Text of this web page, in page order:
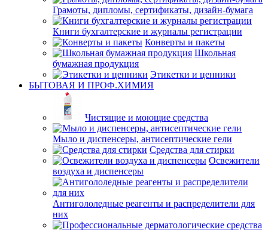
Грамоты, дипломы, сертификаты, дизайн-бумага
Книги бухгалтерские и журналы регистрации
Конверты и пакеты
Школьная
бумажная продукция
Этикетки и ценники
БЫТОВАЯ И ПРОФ.ХИМИЯ
Чистящие и моющие средства
Мыло и диспенсеры, антисептические гели
Средства для стирки
Освежители
воздуха и диспенсеры
Антигололедные реагенты и распределители для
них